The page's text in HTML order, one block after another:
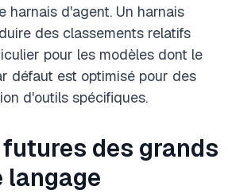
harnais d'agent. Un harnais
des classements relatifs
pour les modèles dont le
défaut est optimisé pour des
d'outils spécifiques.
des grands
langage